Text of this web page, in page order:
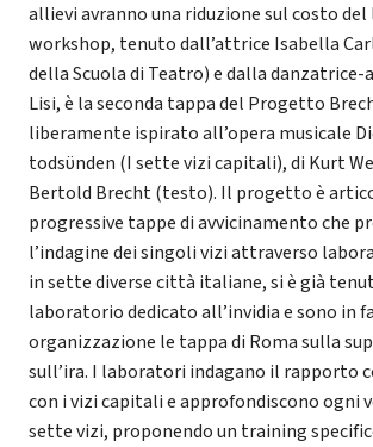
allievi avranno una riduzione sul costo
workshop, tenuto dall’attrice Isabella
della Scuola di Teatro) e dalla
Lisi, è la seconda tappa del Progetto
liberamente ispirato all’opera musicale
todsϋnden (I sette vizi capitali), di Kurt
Bertold Brecht (testo). Il progetto è
progressive tappe di avvicinamento che
l’indagine dei singoli vizi attraverso
in sette diverse città italiane, si è già
laboratorio dedicato all’invidia e sono in
organizzazione le tappa di Roma sulla
sull’ira. I laboratori indagano il rapporto
con i vizi capitali e approfondiscono ogni
sette vizi, proponendo un training